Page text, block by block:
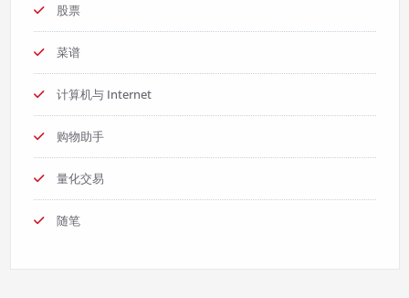
股票
菜谱
计算机与 Internet
购物助手
量化交易
随笔